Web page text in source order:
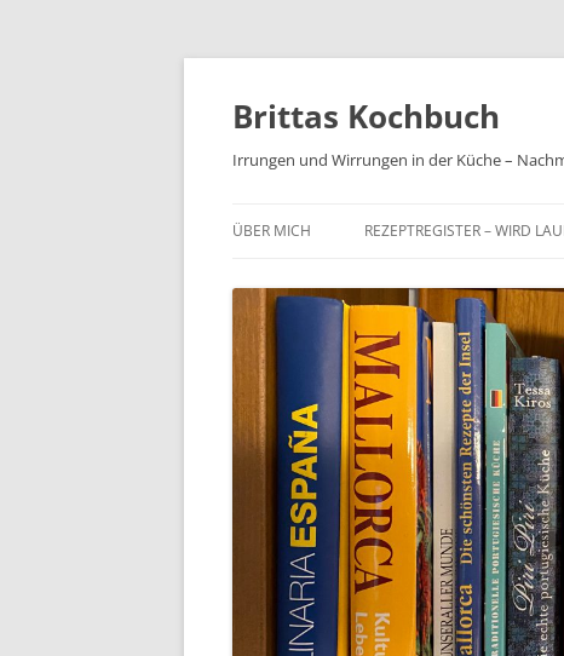
Brittas Kochbuch
Irrungen und Wirrungen in der Küche –
ÜBER MICH REZEPTREGISTER – WIRD